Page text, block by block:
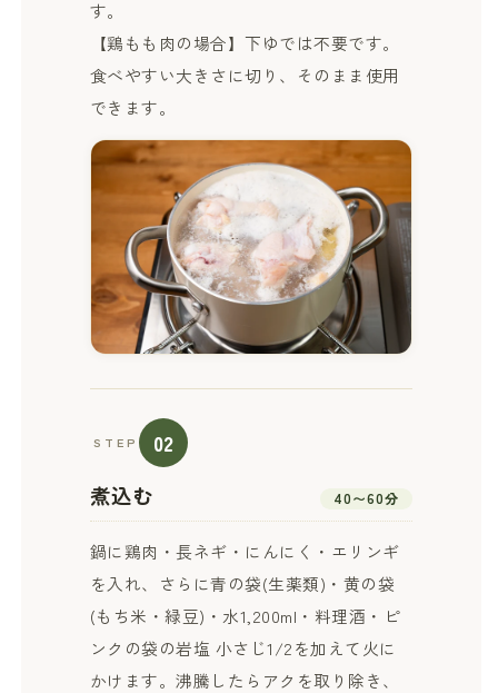
す。
【鶏もも肉の場合】下ゆでは不要です。
食べやすい大きさに切り、そのまま使用
できます。
STEP
02
煮込む
40〜60分
鍋に鶏肉・長ネギ・にんにく・エリンギ
を入れ、さらに青の袋(生薬類)・黄の袋
(もち米・緑豆)・水1,200ml・料理酒・ピ
ンクの袋の岩塩 小さじ1/2を加えて火に
かけます。沸騰したらアクを取り除き、